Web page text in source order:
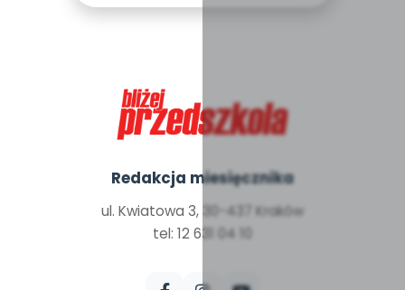
Redakcja miesięcznika
ul. Kwiatowa 3, 30-437 Kraków
tel: 12 631 04 10